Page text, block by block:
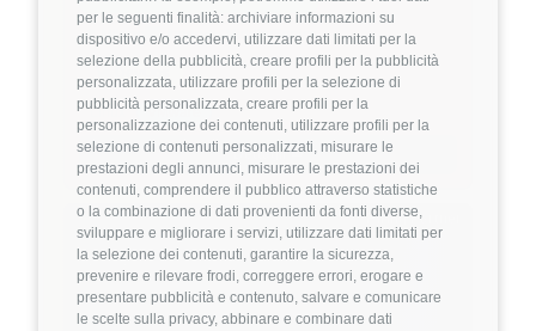
per le seguenti finalità: archiviare informazioni su
dispositivo e/o accedervi, utilizzare dati limitati per la
selezione della pubblicità, creare profili per la pubblicità
personalizzata, utilizzare profili per la selezione di
pubblicità personalizzata, creare profili per la
personalizzazione dei contenuti, utilizzare profili per la
selezione di contenuti personalizzati, misurare le
prestazioni degli annunci, misurare le prestazioni dei
contenuti, comprendere il pubblico attraverso statistiche
o la combinazione di dati provenienti da fonti diverse,
sviluppare e migliorare i servizi, utilizzare dati limitati per
la selezione dei contenuti, garantire la sicurezza,
prevenire e rilevare frodi, correggere errori, erogare e
presentare pubblicità e contenuto, salvare e comunicare
le scelte sulla privacy, abbinare e combinare dati
📍 Milano 🏢 Ibrido💼 Middle/Senior
DevOps
Linux VMware
Dettagli ➡️
Hiring Partner
Product Engineer
🏢 Welyk x Callimacus.ai